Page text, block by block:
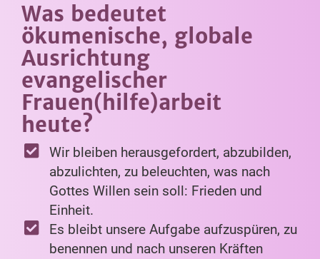
Was bedeutet
ökumenische, globale
Ausrichtung
evangelischer
Frauen(hilfe)arbeit
heute?
Wir bleiben herausgefordert, abzubilden,
abzulichten, zu beleuchten, was nach
Gottes Willen sein soll: Frieden und
Einheit.
Es bleibt unsere Aufgabe aufzuspüren, zu
benennen und nach unseren Kräften